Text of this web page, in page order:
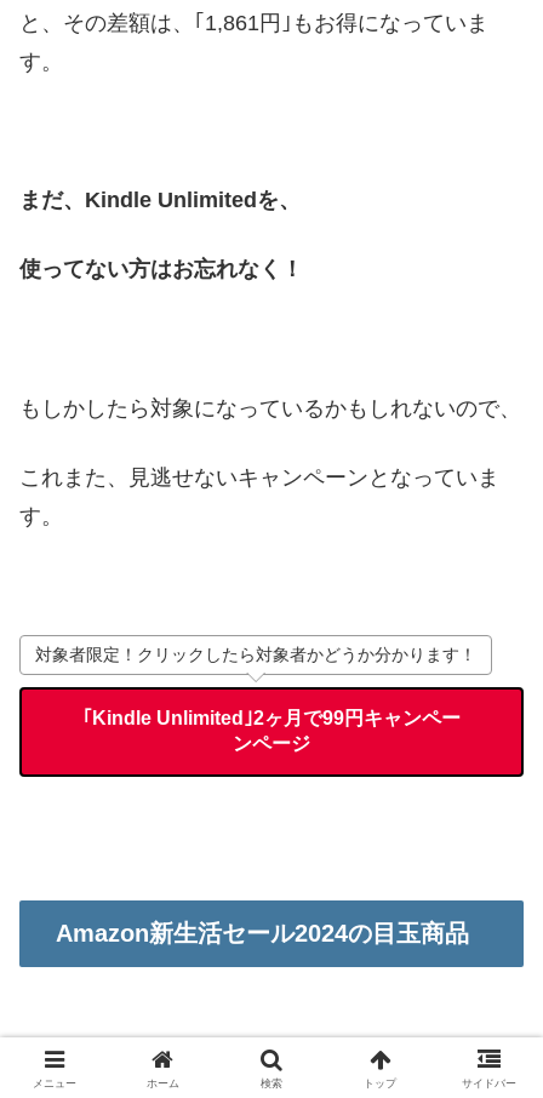
と、その差額は、｢1,861円｣もお得になっていま
す。
まだ、Kindle Unlimitedを、
使ってない方はお忘れなく！
もしかしたら対象になっているかもしれないので、
これまた、見逃せないキャンペーンとなっていま
す。
対象者限定！クリックしたら対象者かどうか分かります！
｢Kindle Unlimited｣2ヶ月で99円キャンペー
ンページ
Amazon新生活セール2024の目玉商品
それでは、ここからは、
メニュー ホーム 検索 トップ サイドバー